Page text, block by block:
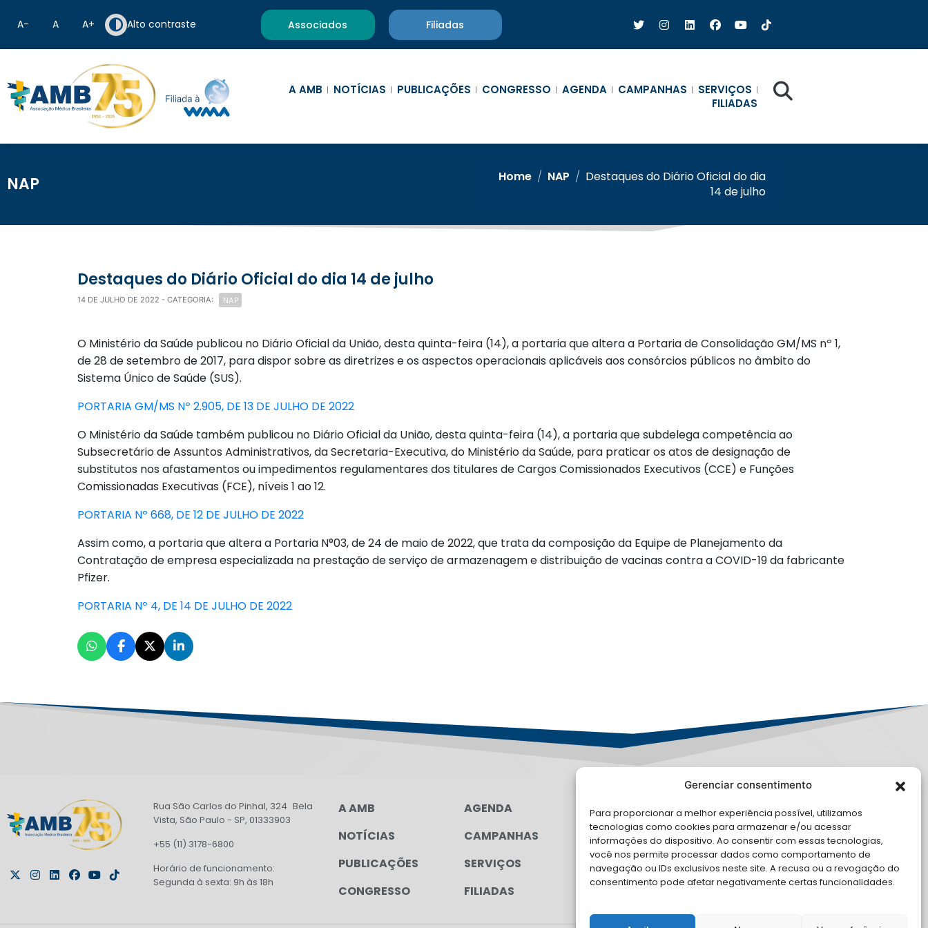
Gerenciar consentimento
Para proporcionar a melhor experiência possível, utilizamos
tecnologias como cookies para armazenar e/ou acessar
informações do dispositivo. Ao consentir com essas tecnologias,
você nos permite processar dados como comportamento de
navegação ou IDs exclusivos neste site. A recusa ou a revogação do
consentimento pode afetar negativamente certas funcionalidades.
A− A A+ Alto contraste Associados Filiadas
A AMB NOTÍCIAS PUBLICAÇÕES CONGRESSO AGENDA CAMPANHAS
SERVIÇOS
FILIADAS
NAP Home / NAP / Destaques do Diário Oficial do dia
14 de julho
Destaques do Diário Oficial do dia 14 de julho
14 DE JULHO DE 2022 - CATEGORIA: NAP
O Ministério da Saúde publicou no Diário Oficial da União, desta quinta-feira (14), a portaria que altera a Portaria de Consolidação GM/MS nº 1,
de 28 de setembro de 2017, para dispor sobre as diretrizes e os aspectos operacionais aplicáveis aos consórcios públicos no âmbito do
Sistema Único de Saúde (SUS).
PORTARIA GM/MS Nº 2.905, DE 13 DE JULHO DE 2022
O Ministério da Saúde também publicou no Diário Oficial da União, desta quinta-feira (14), a portaria que subdelega competência ao
Subsecretário de Assuntos Administrativos, da Secretaria-Executiva, do Ministério da Saúde, para praticar os atos de designação de
substitutos nos afastamentos ou impedimentos regulamentares dos titulares de Cargos Comissionados Executivos (CCE) e Funções
Comissionadas Executivas (FCE), níveis 1 ao 12.
PORTARIA Nº 668, DE 12 DE JULHO DE 2022
Assim como, a portaria que altera a Portaria N°03, de 24 de maio de 2022, que trata da composição da Equipe de Planejamento da
Contratação de empresa especializada na prestação de serviço de armazenagem e distribuição de vacinas contra a COVID-19 da fabricante
Pfizer.
PORTARIA Nº 4, DE 14 DE JULHO DE 2022
Rua São Carlos do Pinhal, 324 Bela
Vista, São Paulo - SP, 01333903
+55 (11) 3178-6800
Horário de funcionamento:
Segunda à sexta: 9h às 18h
A AMB
NOTÍCIAS
PUBLICAÇÕES
CONGRESSO
AGENDA
CAMPANHAS
SERVIÇOS
FILIADAS
FALE CONOSCO
Solicite Apoio Institucional da AMB
para o seu evento